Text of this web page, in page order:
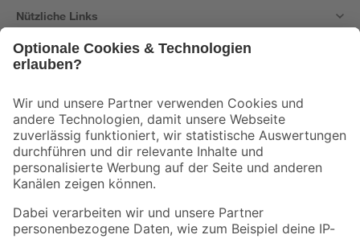
Nützliche Links
Der toom Newsletter: Keine Angebote und Aktionen mehr verpassen!
Zur Newsletter Anmeldung
Folge uns